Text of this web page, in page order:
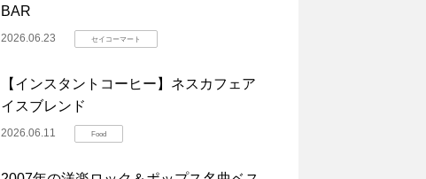
BAR
2026.06.23 セイコーマート
【インスタントコーヒー】ネスカフェア
イスブレンド
2026.06.11 Food